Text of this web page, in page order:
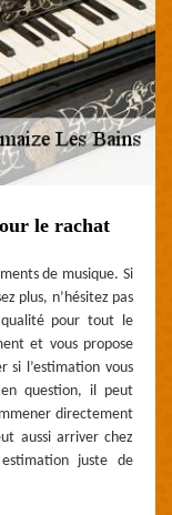
le rachat
de musique. Si
plus, n’hésitez pas
pour tout le
et vous propose
si l’estimation vous
question, il peut
directement
aussi arriver chez
juste de